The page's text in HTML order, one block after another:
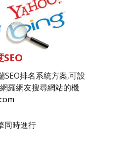
排名系統方案,可設
羅網友搜尋網站的機
同時進行